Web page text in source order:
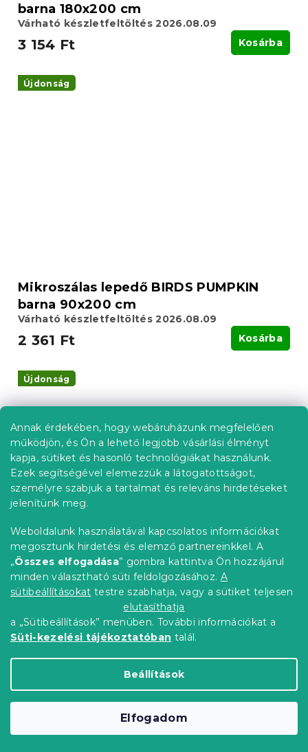
Annak érdekében, hogy webáruházunk megfelelően
működjön, és Ön a lehető legjobb vásárlási élményt
kapja, sütiket és hasonló technológiákat használunk.
Ezek segítségével elemezzük a látogatottságot,
személyre szabjuk a tartalmat és releváns hirdetéseket
jelenítünk meg.
Weboldalunk használatával kapcsolatos információkat
megosztunk hirdetési és elemző partnereinkkel. A
„Összes elfogadása” gombra kattintva Ön hozzájárul
minden választható süti feldolgozásához. A
sütibeállításokat testre szabhatja, vagy a sütiket teljesen
elutasíthatja
a „Sütibeállítások” menüben. További információkat a
Süti-kezelési tájékoztatóban talál.
Beállítások
Elfogadom
barna 180x200 cm
Várható készletfeltöltés 2026.08.09
3 154 Ft Kosárba
Újdonság
Mikroszálas lepedő BIRDS PUMPKIN
barna 90x200 cm
Várható készletfeltöltés 2026.08.09
2 361 Ft Kosárba
Újdonság
Mikroszálas lepedő CARAMHEART barna
90x200 cm
Raktáron (>10 db)
2 361 Ft